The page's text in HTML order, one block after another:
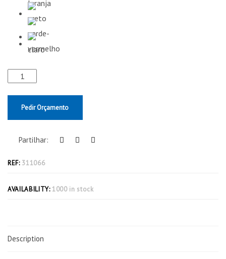
Pedir Orçamento
Partilhar:
REF: 311066
AVAILABILITY: 1000 in stock
Description